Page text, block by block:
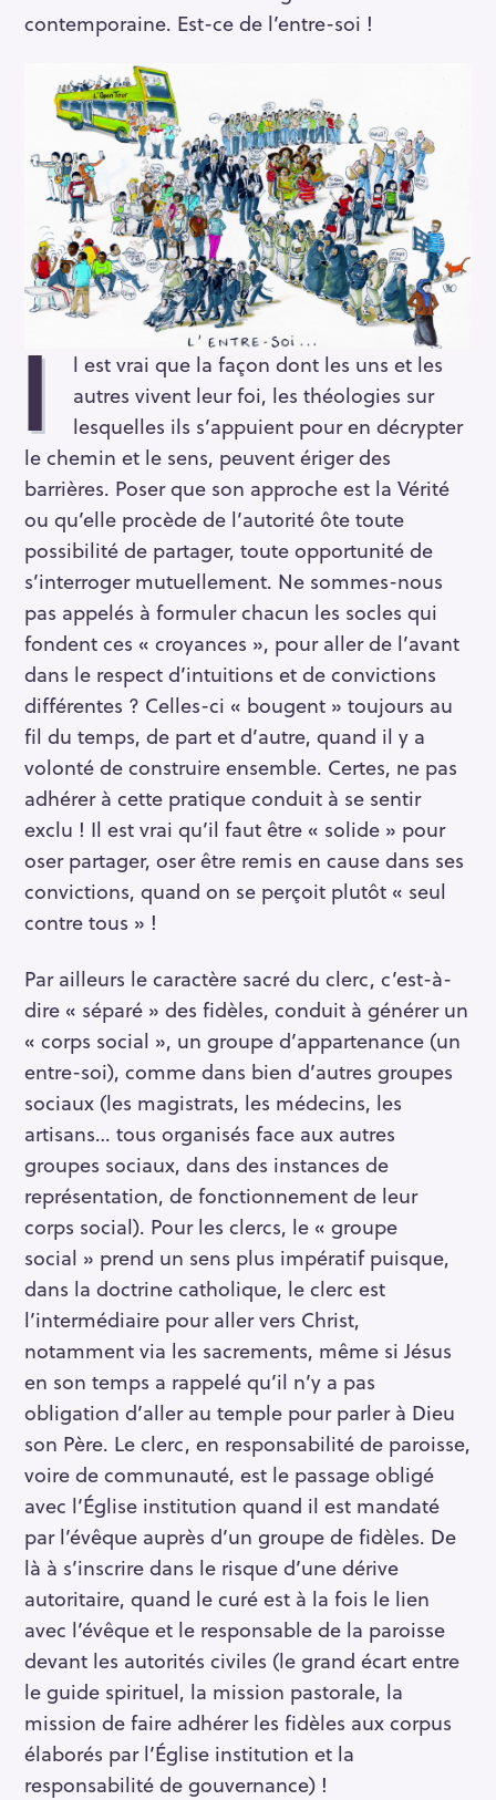
contemporaine. Est-ce de l’entre-soi !
I
l est vrai que la façon dont les uns et les
autres vivent leur foi, les théologies sur
lesquelles ils s’appuient pour en décrypter
le chemin et le sens, peuvent ériger des
barrières. Poser que son approche est la Vérité
ou qu’elle procède de l’autorité ôte toute
possibilité de partager, toute opportunité de
s’interroger mutuellement. Ne sommes-nous
pas appelés à formuler chacun les socles qui
fondent ces « croyances », pour aller de l’avant
dans le respect d’intuitions et de convictions
différentes ? Celles-ci « bougent » toujours au
fil du temps, de part et d’autre, quand il y a
volonté de construire ensemble. Certes, ne pas
adhérer à cette pratique conduit à se sentir
exclu ! Il est vrai qu’il faut être « solide » pour
oser partager, oser être remis en cause dans ses
convictions, quand on se perçoit plutôt « seul
contre tous » !
Par ailleurs le caractère sacré du clerc, c’est-à-
dire « séparé » des fidèles, conduit à générer un
« corps social », un groupe d’appartenance (un
entre-soi), comme dans bien d’autres groupes
sociaux (les magistrats, les médecins, les
artisans… tous organisés face aux autres
groupes sociaux, dans des instances de
représentation, de fonctionnement de leur
corps social). Pour les clercs, le « groupe
social » prend un sens plus impératif puisque,
dans la doctrine catholique, le clerc est
l’intermédiaire pour aller vers Christ,
notamment via les sacrements, même si Jésus
en son temps a rappelé qu’il n’y a pas
obligation d’aller au temple pour parler à Dieu
son Père. Le clerc, en responsabilité de paroisse,
voire de communauté, est le passage obligé
avec l’Église institution quand il est mandaté
par l’évêque auprès d’un groupe de fidèles. De
là à s’inscrire dans le risque d’une dérive
autoritaire, quand le curé est à la fois le lien
avec l’évêque et le responsable de la paroisse
devant les autorités civiles (le grand écart entre
le guide spirituel, la mission pastorale, la
mission de faire adhérer les fidèles aux corpus
élaborés par l’Église institution et la
responsabilité de gouvernance) !